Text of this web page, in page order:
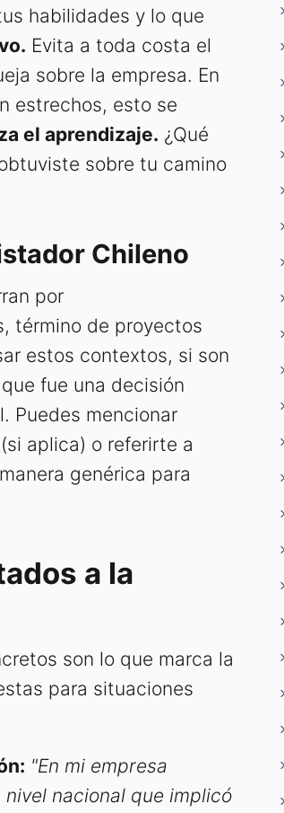
habilidades y lo que
Evita a toda costa el
sobre la empresa. En
estrechos, esto se
el aprendizaje. ¿Qué
sobre tu camino
Chileno
por
término de proyectos
estos contextos, si son
fue una decisión
Puedes mencionar
aplica) o referirte a
genérica para
a la
son lo que marca la
para situaciones
"En mi empresa
nacional que implicó